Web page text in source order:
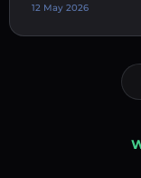
12 May 2026